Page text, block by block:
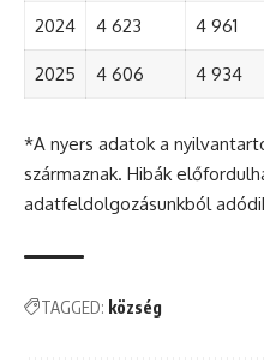
2024 4 623 4 961
2025 4 606 4 934
*A nyers adatok a
származnak. Hibák
adatfeldolgozásunkból
TAGGED: község